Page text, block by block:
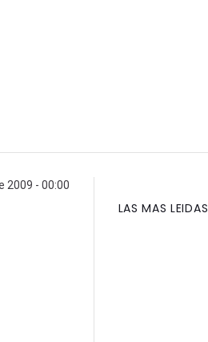
2009 - 00:00
LAS MAS LEIDAS